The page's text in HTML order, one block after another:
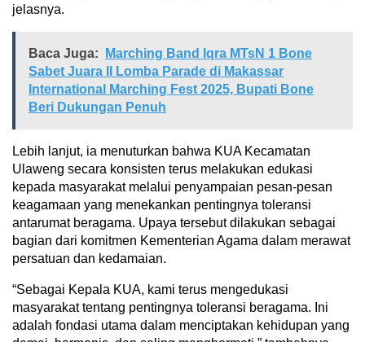
jelasnya.
Baca Juga:
Marching Band Iqra MTsN 1 Bone
Sabet Juara II Lomba Parade di Makassar
International Marching Fest 2025, Bupati Bone
Beri Dukungan Penuh
Lebih lanjut, ia menuturkan bahwa KUA Kecamatan
Ulaweng secara konsisten terus melakukan edukasi
kepada masyarakat melalui penyampaian pesan-pesan
keagamaan yang menekankan pentingnya toleransi
antarumat beragama. Upaya tersebut dilakukan sebagai
bagian dari komitmen Kementerian Agama dalam merawat
persatuan dan kedamaian.
“Sebagai Kepala KUA, kami terus mengedukasi
masyarakat tentang pentingnya toleransi beragama. Ini
adalah fondasi utama dalam menciptakan kehidupan yang